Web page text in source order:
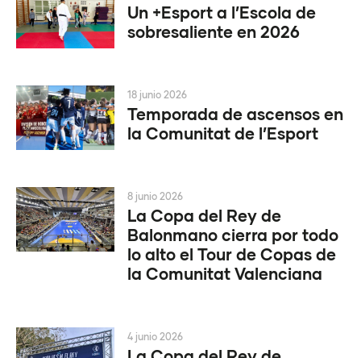
Un +Esport a l’Escola de
sobresaliente en 2026
Temporada de ascensos en
la Comunitat de l’Esport
18 junio 2026
La Copa del Rey de
Balonmano cierra por todo
lo alto el Tour de Copas de
la Comunitat Valenciana
8 junio 2026
4 junio 2026